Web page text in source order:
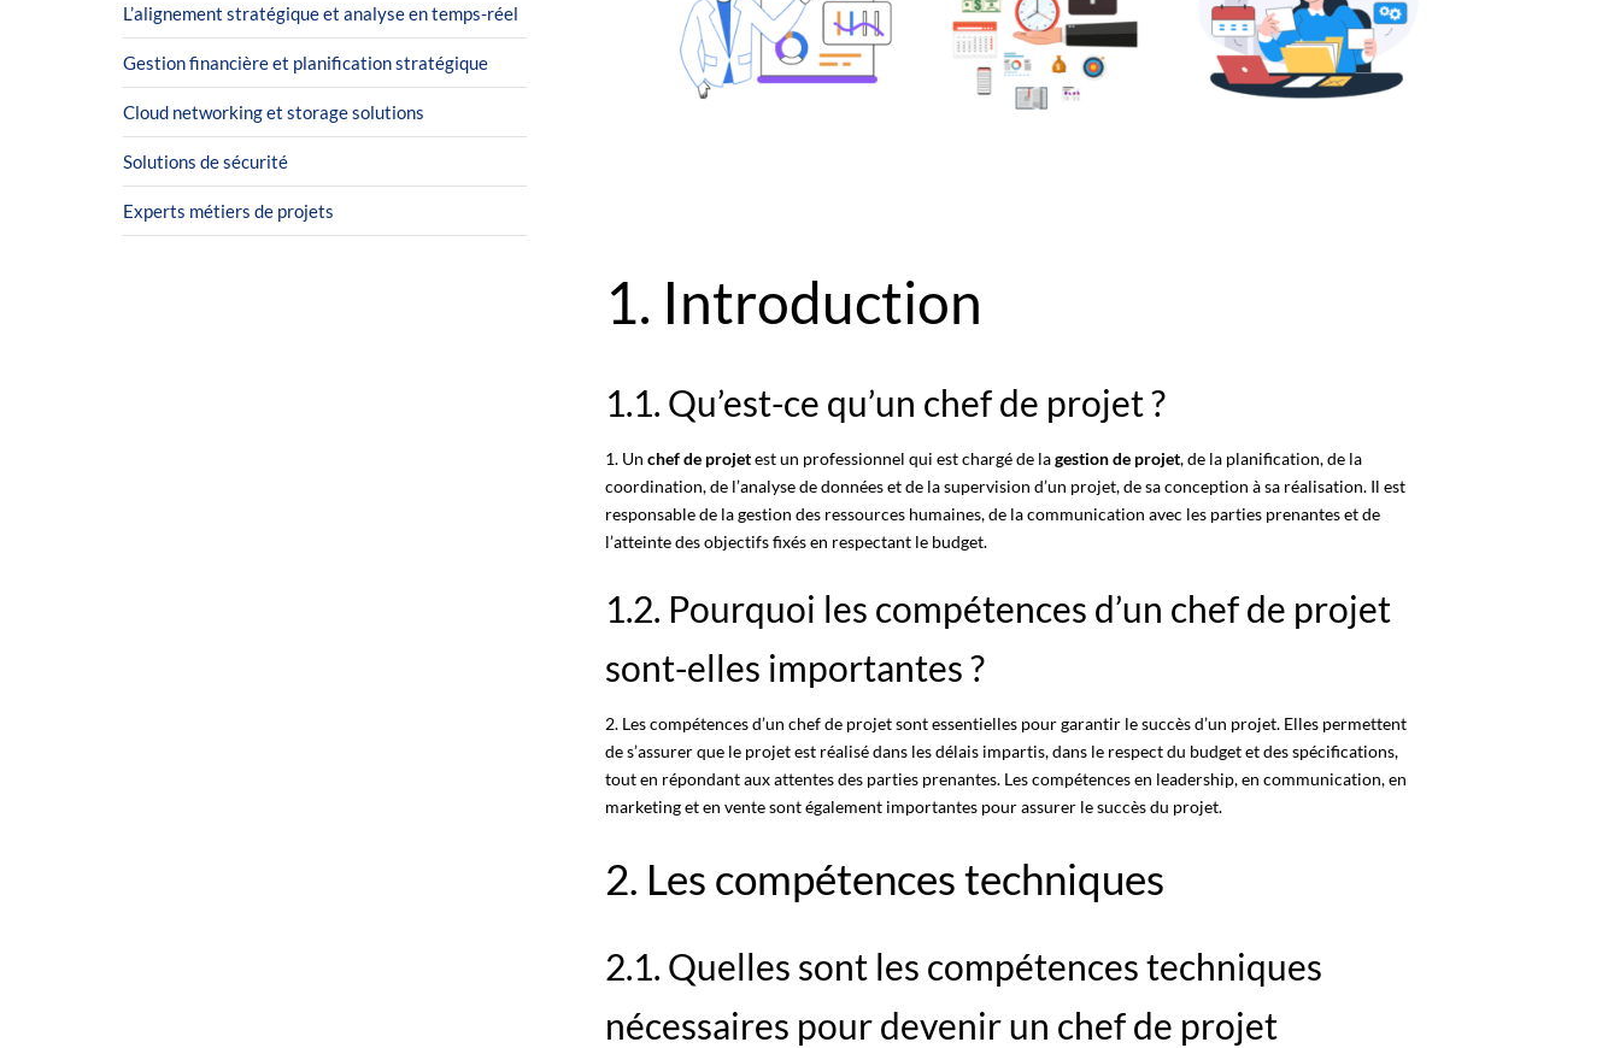
1. Introduction
1.1. Qu’est-ce qu’un chef de projet ?
1. Un chef de projetest un professionnel qui est chargé de lagestion de projet, de la planification, de la
coordination, de l’analyse de données et de la supervision d’un projet, de sa conception à sa réalisation. Il est
responsable de la gestion des ressources humaines, de la communication avec les parties prenantes et de
l’atteinte des objectifs fixés en respectant le budget.
1.2. Pourquoi les compétences d’un chef de projet
sont-elles importantes ?
2. Les compétences d’un chef de projetsont essentielles pour garantir le succès d’un projet. Elles permettent
de s’assurer que le projet est réalisé dans les délais impartis, dans le respect du budget et des spécifications,
tout en répondant aux attentes des parties prenantes. Les compétences en leadership, en communication, en
marketinget en vente sont également importantes pour assurer le succès du projet.
2. Les compétences techniques
2.1. Quelles sont les compétences techniques
nécessaires pour devenir un chef de projet
L’alignement stratégique et analyse en temps-réel
Gestion financière et planification stratégique
Cloud networking et storage solutions
Solutions de sécurité
Experts métiers de projets